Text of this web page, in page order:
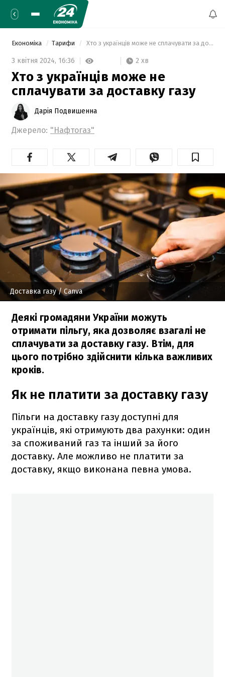
Економіка Тарифи Хто з українців може не сплачувати за доставку газу
3 квітня 2024, 16:36 2 хв
Хто з українців може не
сплачувати за доставку газу
Дарія Подвишенна
Джерело: "Нафтогаз"
Доставка газу/ Canva
Деякі громадяни України можуть
отримати пільгу, яка дозволяє взагалі не
сплачувати за доставку газу. Втім, для
цього потрібно здійснити кілька важливих
кроків.
Як не платити за доставку газу
Пільги на доставку газу доступні для
українців, які отримують два рахунки: один
за споживаний газ та інший за його
доставку. Але можливо не платити за
доставку, якщо виконана певна умова.